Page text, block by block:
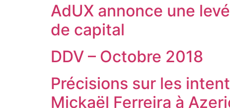
AdUX annonce une
de capital
DDV – Octobre 2018
Précisions sur les
Mickaël Ferreira à